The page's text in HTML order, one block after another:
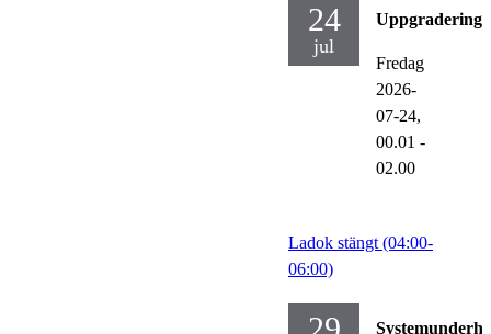
24
jul
Fredag
2026-
07-24,
00.01 -
02.00
Ladok stängt (04:00-
06:00)